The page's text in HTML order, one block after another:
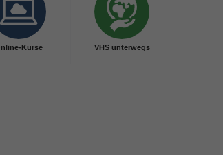
Kurse VHS unterwegs